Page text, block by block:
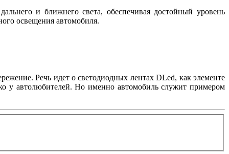
и ближнего света, обеспечивая достойный уровень
освещения автомобиля.
Речь идет о светодиодных лентах DLed, как элементе
у автолюбителей. Но именно автомобиль служит примером